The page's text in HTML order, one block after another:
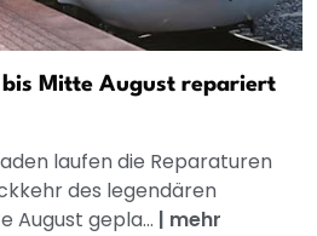
bis Mitte August repariert
laufen die Reparaturen
des legendären
August gepla... | mehr